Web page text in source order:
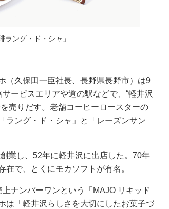
ラング・ド・シャ」
久保田一臣社長、長野県長野市）は9
ービスエリアや道の駅などで、“軽井沢
売りだす。老舗コーヒーロースターの
ラング・ド・シャ」と「レーズンサン
業し、52年に軽井沢に出店した。70年
在で、とくにモカソフトが有名。
ナンバーワンという「MAJO リキッド
は「軽井沢らしさを大切にしたお菓子づ